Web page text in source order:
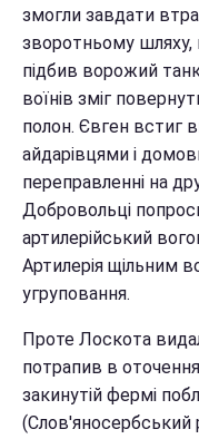
змогли завдати
зворотньому шляху,
підбив ворожий
воїнів зміг
полон. Євген встиг
айдарівцями і
переправленні на
Добровольці
артилерійський
Артилерія щільним
угруповання.
Проте Лоскота
потрапив в
закинутій фермі
(Слов'яносербський